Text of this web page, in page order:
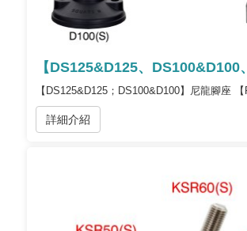
【DS125&D125；DS100&D100】尼龍腳座
詳細介紹